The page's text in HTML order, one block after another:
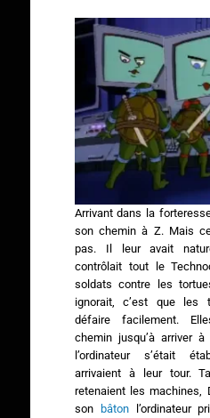
Arrivant dans la
son chemin à Z. Mais
pas. Il leur avait
contrôlait tout le
soldats contre les
ignorait, c’est que les
défaire facilement.
chemin jusqu’à arriver
l’ordinateur s’était
arrivaient à leur tour.
retenaient les machines,
son bâtonl’ordinateur